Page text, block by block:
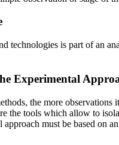
technologies is part of an
Experimental
the more
the tools which allow to
must be based on